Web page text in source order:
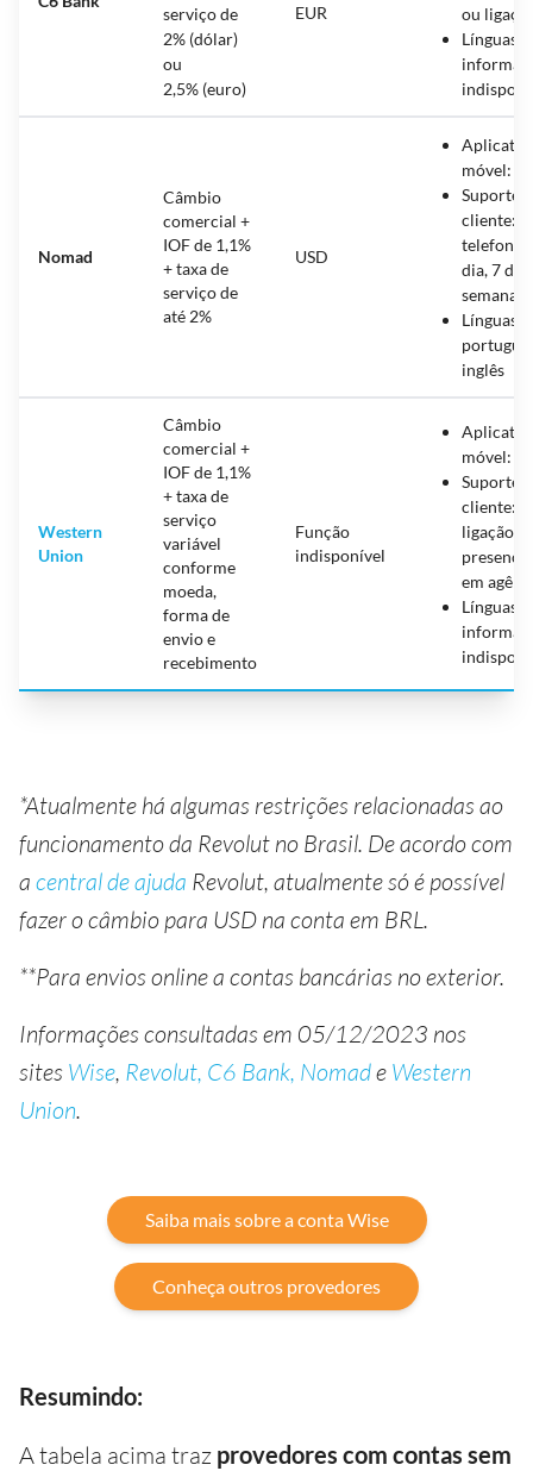
serviço de
2% (dólar)
ou
2,5% (euro)
EUR
ou
Línguas:
Nomad
Câmbio
comercial +
IOF de 1,1%
+ taxa de
serviço de
até 2%
USD
móvel:
Suporte
cliente:
telefone
dia, 7
semana
Línguas:
inglês
Western
Union
Câmbio
comercial +
IOF de 1,1%
+ taxa de
serviço
variável
conforme
moeda,
forma de
envio e
recebimento
Função
indisponível
móvel:
Suporte
cliente:
ligação
em
Línguas:
*Atualmente há algumas restrições relacionadas ao
funcionamento da Revolut no Brasil. De acordo com
a central de ajuda Revolut, atualmente só é possível
fazer o câmbio para USD na conta em BRL.
**Para envios online a contas bancárias no exterior.
Informações consultadas em 05/12/2023 nos
sites Wise, Revolut, C6 Bank, Nomade Western
Union.
Saiba mais sobre a conta Wise
Conheça outros provedores
Resumindo:
A tabela acima traz provedores com contas sem